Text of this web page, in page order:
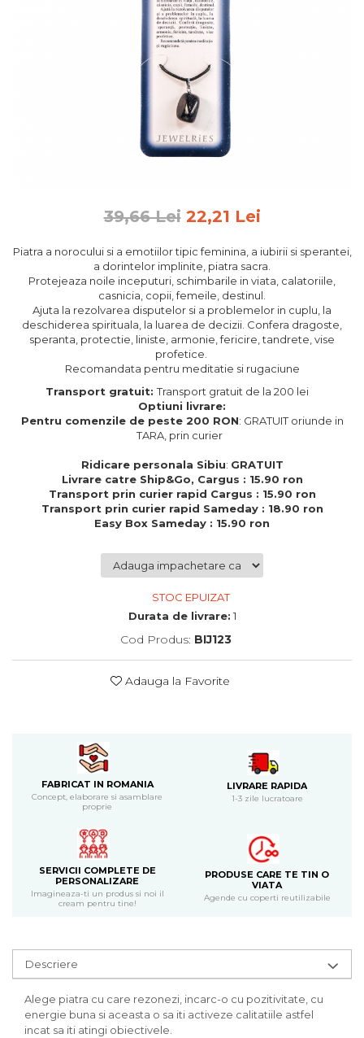
Rame foto din lemn
Aromaterapie
Papioane din lemn
Decoratiuni pentru casa
Genti si portofele barbati din
piele naturala
Cadouri de Paste
Produse personalizate pentru
nunti si botezuri
Cadouri personalizate pentru
cei dragi
Cadouri pentru profesori
Cadouri pentru parinti
Cadouri pentru cea mai buna
CERCEI ZAMAC
Ateliere - planse cu nisip colorat
39,66 Lei 22,21 Lei
Piatra a norocului si a emotiilor tipic feminina, a iubirii si sperantei,
a dorintelor implinite, piatra sacra.
Protejeaza noile inceputuri, schimbarile in viata, calatoriile,
casnicia, copii, femeile, destinul.
Ajuta la rezolvarea disputelor si a problemelor in cuplu, la
deschiderea spirituala, la luarea de decizii. Confera dragoste,
speranta, protectie, liniste, armonie, fericire, tandrete, vise
profetice.
Recomandata pentru meditatie si rugaciune
Transport gratuit:Transport gratuit de la 200 lei
Optiuni livrare:
Pentru comenzile de peste 200 RON: GRATUIT oriunde in
TARA, prin curier
Ridicare personala Sibiu: GRATUIT
Livrare catre Ship&Go, Cargus : 15.90 ron
Transport prin curier rapid Cargus : 15.90 ron
Transport prin curier rapid Sameday : 18.90 ron
Easy Box Sameday : 15.90 ron
STOC EPUIZAT
Durata de livrare: 1
Cod Produs: BIJ123
Adauga la Favorite
FABRICAT IN ROMANIA
Concept, elaborare si asamblare
proprie
LIVRARE RAPIDA
1-3 zile lucratoare
SERVICII COMPLETE DE
PERSONALIZARE
Imagineaza-ti un produs si noi il
cream pentru tine!
PRODUSE CARE TE TIN O
VIATA
Agende cu coperti reutilizabile
Descriere
Alege piatra cu care rezonezi, incarc-o cu pozitivitate, cu
energie buna si aceasta o sa iti activeze calitatiile astfel
incat sa iti atingi obiectivele.